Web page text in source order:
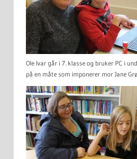
Ole Ivar går i 7. klasse og bruker PC i
på en måte som imponerer mor Jane